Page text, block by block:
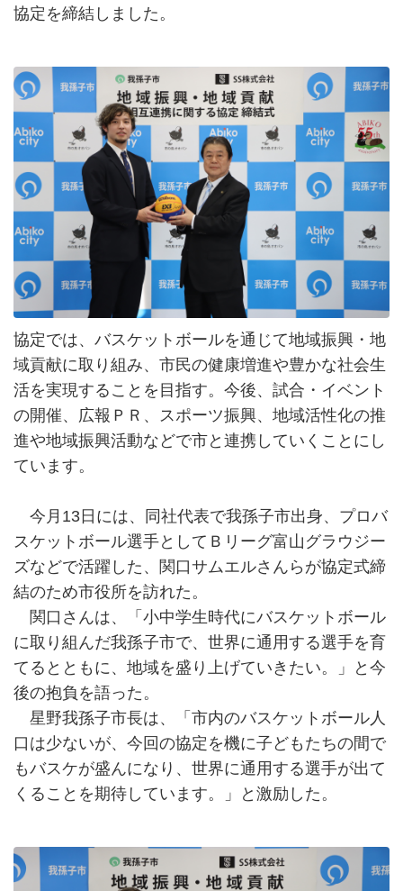
協定を締結しました。
協定では、バスケットボールを通じて地域振興・地
域貢献に取り組み、市民の健康増進や豊かな社会生
活を実現することを目指す。今後、試合・イベント
の開催、広報ＰＲ、スポーツ振興、地域活性化の推
進や地域振興活動などで市と連携していくことにし
ています。
今月13日には、同社代表で我孫子市出身、プロバ
スケットボール選手としてＢリーグ富山グラウジー
ズなどで活躍した、関口サムエルさんらが協定式締
結のため市役所を訪れた。
関口さんは、「小中学生時代にバスケットボール
に取り組んだ我孫子市で、世界に通用する選手を育
てるとともに、地域を盛り上げていきたい。」と今
後の抱負を語った。
星野我孫子市長は、「市内のバスケットボール人
口は少ないが、今回の協定を機に子どもたちの間で
もバスケが盛んになり、世界に通用する選手が出て
くることを期待しています。」と激励した。